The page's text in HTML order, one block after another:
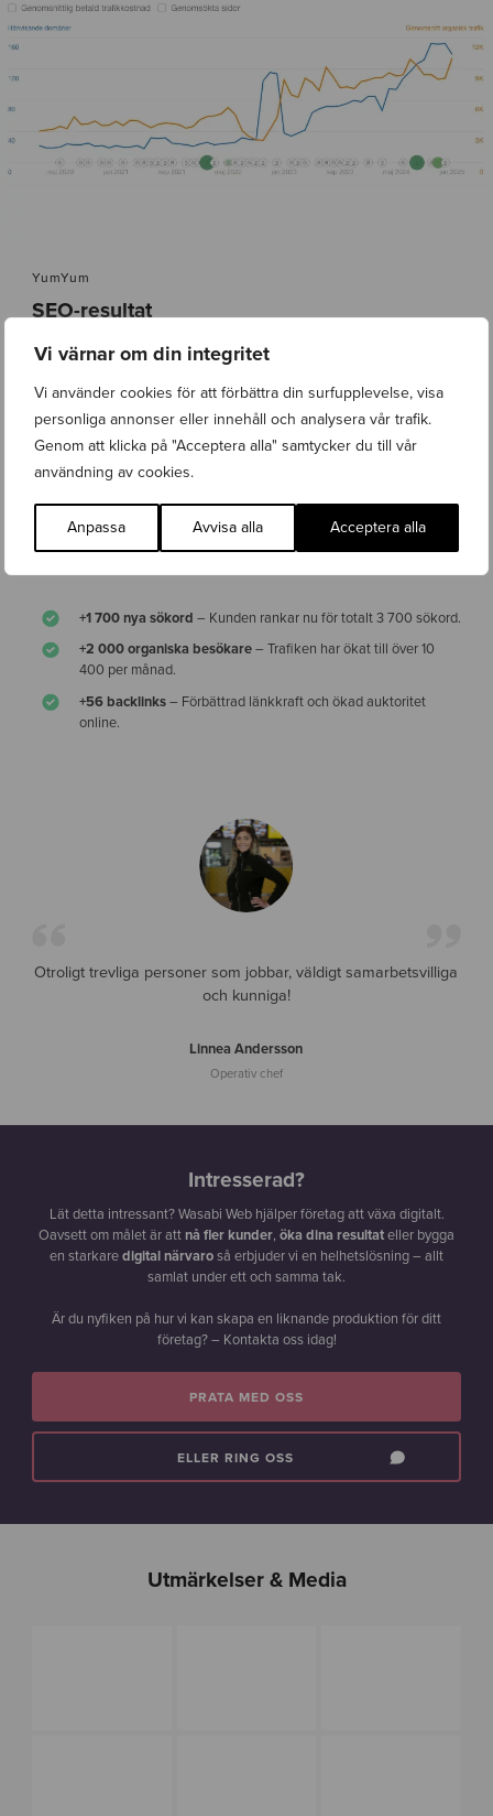
Vi värnar om din integritet
Vi använder cookies för att förbättra din surfupplevelse, visa
personliga annonser eller innehåll och analysera vår trafik.
Genom att klicka på "Acceptera alla" samtycker du till vår
användning av cookies.
Anpassa Avvisa alla Acceptera alla
YumYum
SEO-resultat
För 1,5 månad sedan lanserade vi en ny webbplats och satte samtidigt
tecknat SEO-avtal. Redan nu ser vi en betydande ökning i både
synlighet och trafik. Strategin har omfattat uppbyggnad av backlinks,
lokal SEO samt produktion av engagerande blogginlägg baserade på
Genom denna strategi har vi snabbt lagt grunden för långsiktig
organisk tillväxt och stärkt kundens digitala position.
+1 700 nya sökord – Kunden rankar nu för totalt 3 700 sökord.
+2 000 organiska besökare– Trafiken har ökat till över 10
400 per månad.
+56 backlinks– Förbättrad länkkraft och ökad auktoritet
online.
Otroligt trevliga personer som jobbar, väldigt samarbetsvilliga
och kunniga!
Linnea Andersson
Operativ chef
Intresserad?
Lät detta intressant? Wasabi Web hjälper företag att växa digitalt.
Oavsett om målet är attnå fler kunder, öka dina resultateller bygga
en starkaredigital närvaroså erbjuder vi en helhetslösning – allt
samlat under ett och samma tak.
Är du nyfiken på hur vi kan skapa en liknande produktion för ditt
företag? – Kontakta oss idag!
PRATA MED OSS
ELLER RING OSS
Utmärkelser & Media